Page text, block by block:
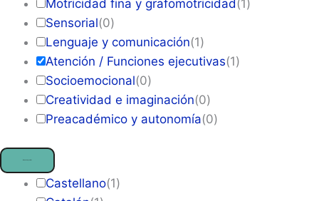
Motricidad fina y grafomotricidad (1)
Sensorial(0)
Lenguaje y comunicación(1)
Atención / Funciones ejecutivas(1)
Socioemocional(0)
Creatividad e imaginación(0)
Preacadémico y autonomía(0)
Castellano(1)